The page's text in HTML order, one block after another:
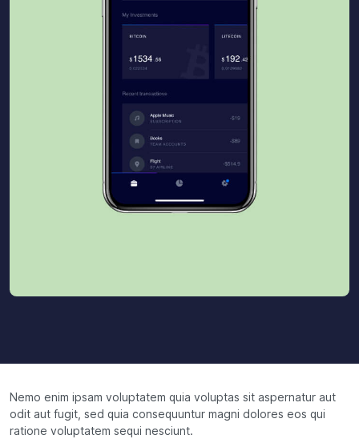
Nemo enim ipsam voluptatem quia voluptas sit aspernatur aut
odit aut fugit, sed quia consequuntur magni dolores eos qui
ratione voluptatem sequi nesciunt.